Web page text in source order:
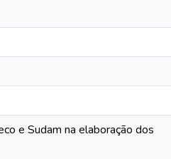
e Sudam na elaboração dos